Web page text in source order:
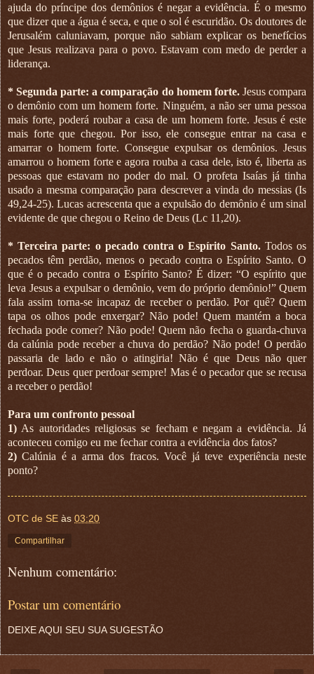
ajuda do príncipe dos demônios é negar a evidência. É o mesmo
que dizer que a água é seca, e que o sol é escuridão. Os doutores de
Jerusalém caluniavam, porque não sabiam explicar os benefícios
que Jesus realizava para o povo. Estavam com medo de perder a
liderança.
* Segunda parte: a comparação do homem forte.Jesus compara
o demônio com um homem forte. Ninguém, a não ser uma pessoa
mais forte, poderá roubar a casa de um homem forte. Jesus é este
mais forte que chegou. Por isso, ele consegue entrar na casa e
amarrar o homem forte. Consegue expulsar os demônios. Jesus
amarrou o homem forte e agora rouba a casa dele, isto é, liberta as
pessoas que estavam no poder do mal. O profeta Isaías já tinha
usado a mesma comparação para descrever a vinda do messias (Is
49,24-25). Lucas acrescenta que a expulsão do demônio é um sinal
evidente de que chegou o Reino de Deus (Lc 11,20).
* Terceira parte: o pecado contra o Espírito Santo.Todos os
pecados têm perdão, menos o pecado contra o Espírito Santo. O
que é o pecado contra o Espírito Santo? É dizer: “O espírito que
leva Jesus a expulsar o demônio, vem do próprio demônio!” Quem
fala assim torna-se incapaz de receber o perdão. Por quê? Quem
tapa os olhos pode enxergar? Não pode! Quem mantém a boca
fechada pode comer? Não pode! Quem não fecha o guarda-chuva
da calúnia pode receber a chuva do perdão? Não pode! O perdão
passaria de lado e não o atingiria! Não é que Deus não quer
perdoar. Deus quer perdoar sempre! Mas é o pecador que se recusa
a receber o perdão!
Para um confronto pessoal
1) As autoridades religiosas se fecham e negam a evidência. Já
aconteceu comigo eu me fechar contra a evidência dos fatos?
2) Calúnia é a arma dos fracos. Você já teve experiência neste
ponto?
OTC de SE às 03:20
Compartilhar
Nenhum comentário:
Postar um comentário
DEIXE AQUI SEU SUA SUGESTÃO